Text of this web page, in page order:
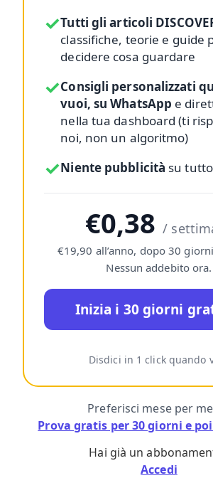
✓Tutti gli articoli
classifiche, teorie e guide
decidere cosa guardare
✓Consigli personalizzati
vuoi, su WhatsApp e
nella tua dashboard (ti
noi, non un algoritmo)
✓Niente pubblicità su
€0,38/
€19,90 all’anno, dopo 30
Nessun addebito ora.
Inizia i 30 giorni
Disdici in 1 click quando
Preferisci mese per
Prova gratis per 30 giorni e
Hai già un
Accedi